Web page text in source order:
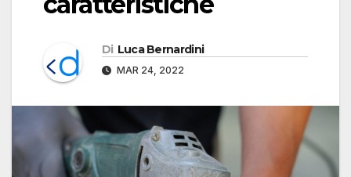
Di Luca Bernardini
MAR 24, 2022